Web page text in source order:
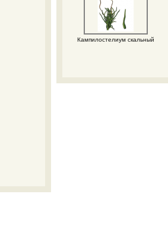
Кампилостелиум скальный